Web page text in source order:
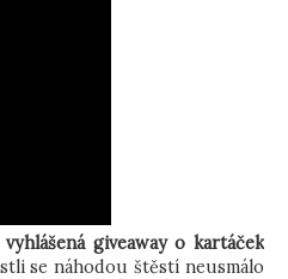
vyhlášená giveaway o kartáček
se náhodou štěstí neusmálo